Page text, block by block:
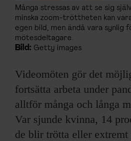
Många stressas av att se sig
minska zoom-tröttheten kan
egen bild, men ändå vara synlig
mötesdeltagare.
Bild: Getty images
Videomöten gör det
fortsätta arbeta under
alltför många och långa
Var sjunde kvinna, 14
de blir trötta eller extremt